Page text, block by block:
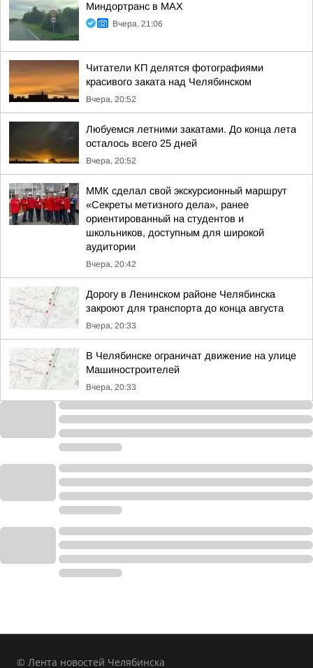
Миндортранс в MAX
Вчера, 21:06
Читатели КП делятся фотографиями
красивого заката над Челябинском
Вчера, 20:52
Любуемся летними закатами. До конца лета
осталось всего 25 дней
Вчера, 20:52
ММК сделал свой экскурсионный маршрут
«Секреты метизного дела», ранее
ориентированный на студентов и
школьников, доступным для широкой
аудитории
Вчера, 20:42
Дорогу в Ленинском районе Челябинска
закроют для транспорта до конца августа
Вчера, 20:33
В Челябинске ограничат движение на улице
Машиностроителей
Вчера, 20:33
© Лента новостей Челябинска